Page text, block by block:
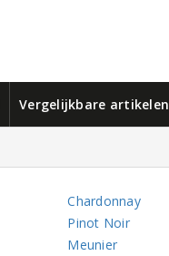
Vergelijkbare artikelen
Chardonnay
Pinot Noir
Meunier